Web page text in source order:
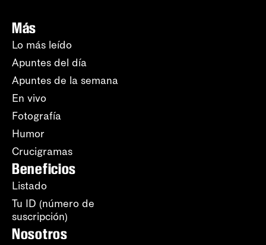
Más
Lo más leído
Apuntes del día
Apuntes de la semana
En vivo
Fotografía
Humor
Crucigramas
Beneficios
Listado
Tu ID (número de
suscripción)
Nosotros